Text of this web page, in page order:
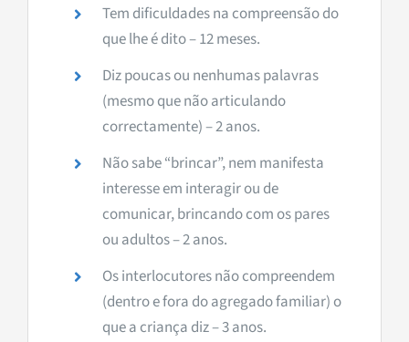
Tem dificuldades na compreensão do
que lhe é dito –12 meses.
Diz poucas ou nenhumas palavras
(mesmo que não articulando
correctamente) –2 anos.
Não sabe “brincar”, nem manifesta
interesse em interagir ou de
comunicar, brincando com os pares
ou adultos –2 anos.
Os interlocutores não compreendem
(dentro e fora do agregado familiar) o
que a criança diz –3 anos.